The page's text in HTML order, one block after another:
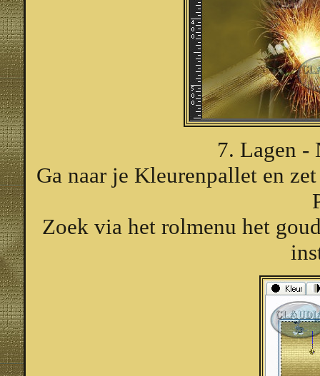
7. Lagen -
Ga naar je Kleurenpallet en
Zoek via het rolmenu het